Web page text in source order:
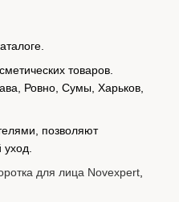
товаров.
Ровно, Сумы, Харьков,
позволяют
для лица Novexpert